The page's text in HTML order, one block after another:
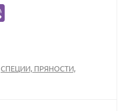
СПЕЦИИ, ПРЯНОСТИ,